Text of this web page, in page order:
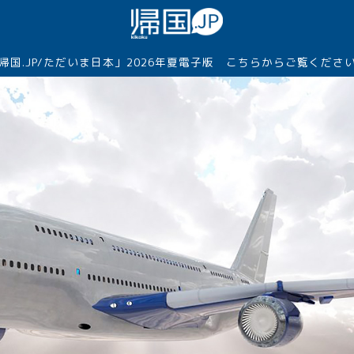
国.JP/ただいま日本」2026年夏電子版 こちらからご覧くださ